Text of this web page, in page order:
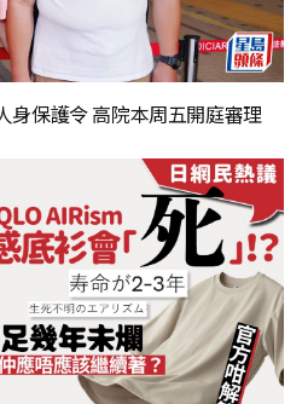
身保護令 高院本周五開庭審理